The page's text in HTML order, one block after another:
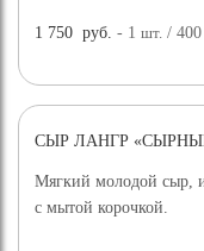
1 750 руб. - 1шт. /
СЫР ЛАНГР
Мягкий молодой сыр,
с мытой корочкой.